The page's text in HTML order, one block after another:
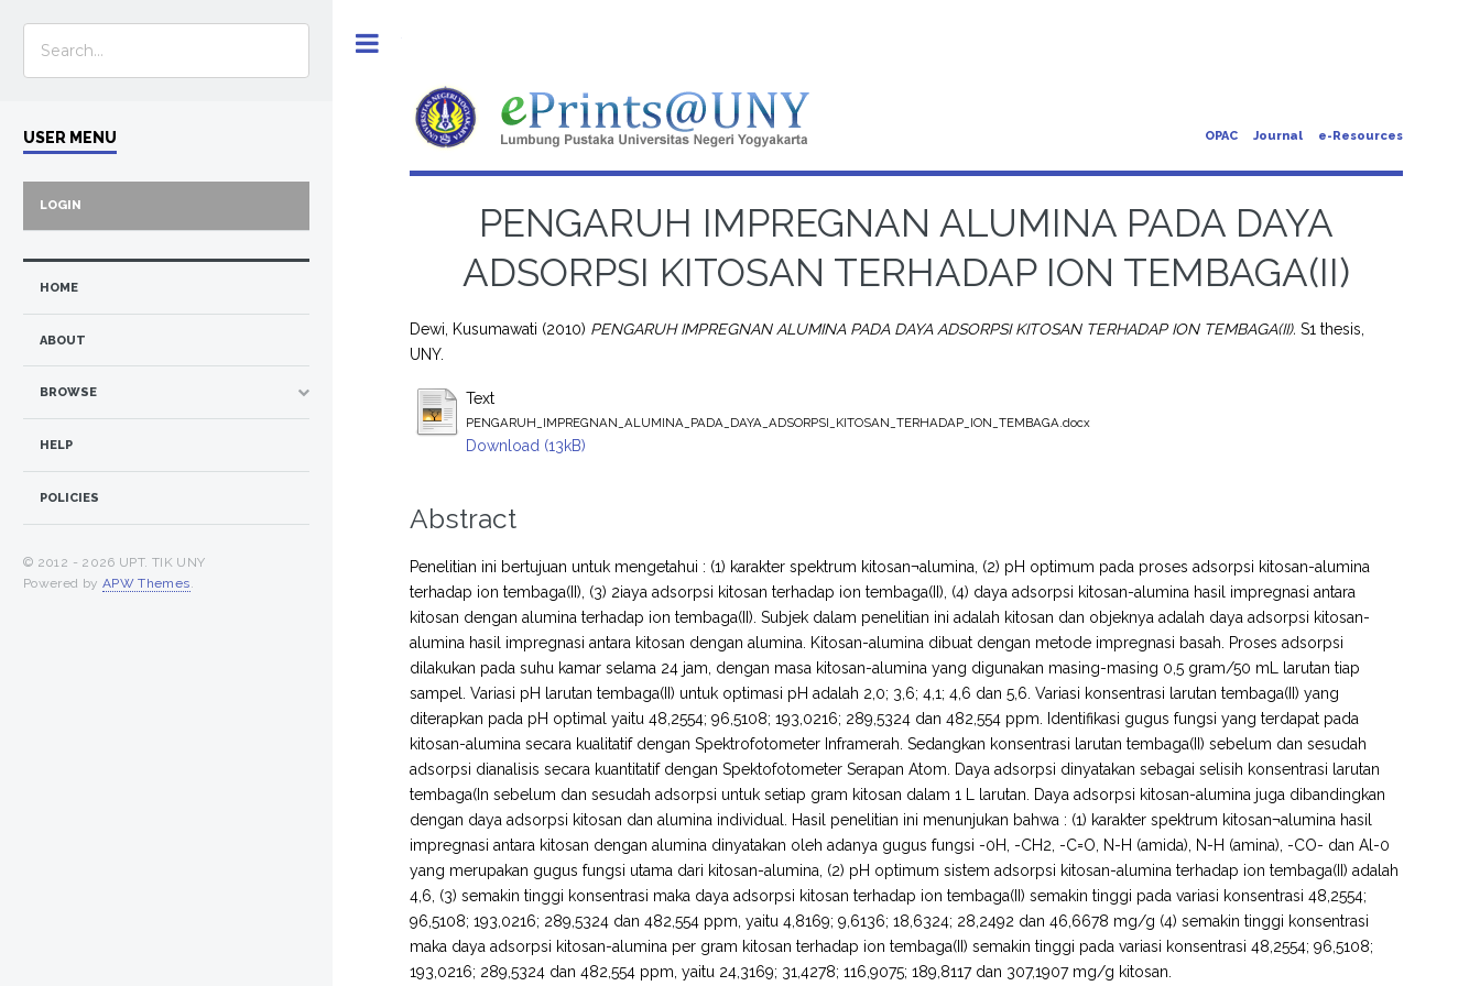
OPAC Journal e-Resources
PENGARUH IMPREGNAN ALUMINA PADA DAYA
ADSORPSI KITOSAN TERHADAP ION TEMBAGA(II)
Dewi, Kusumawati (2010) PENGARUH IMPREGNAN ALUMINA PADA DAYA ADSORPSI KITOSAN TERHADAP ION TEMBAGA(II). S1 thesis,
UNY.
Text
PENGARUH_IMPREGNAN_ALUMINA_PADA_DAYA_ADSORPSI_KITOSAN_TERHADAP_ION_TEMBAGA.docx
Download (13kB)
Abstract
Penelitian ini bertujuan untuk mengetahui : (1) karakter spektrum kitosan¬alumina, (2) pH optimum pada proses adsorpsi kitosan-alumina
terhadap ion tembaga(II), (3) 2iaya adsorpsi kitosan terhadap ion tembaga(II), (4) daya adsorpsi kitosan-alumina hasil impregnasi antara
kitosan dengan alumina terhadap ion tembaga(II). Subjek dalam penelitian ini adalah kitosan dan objeknya adalah daya adsorpsi kitosan-
alumina hasil impregnasi antara kitosan dengan alumina. Kitosan-alumina dibuat dengan metode impregnasi basah. Proses adsorpsi
dilakukan pada suhu kamar selama 24 jam, dengan masa kitosan-alumina yang digunakan masing-masing 0,5 gram/50 mL larutan tiap
sampel. Variasi pH larutan tembaga(II) untuk optimasi pH adalah 2,0; 3,6; 4,1; 4,6 dan 5,6. Variasi konsentrasi larutan tembaga(II) yang
diterapkan pada pH optimal yaitu 48,2554; 96,5108; 193,0216; 289,5324 dan 482,554 ppm. Identifikasi gugus fungsi yang terdapat pada
kitosan-alumina secara kualitatif dengan Spektrofotometer Inframerah. Sedangkan konsentrasi larutan tembaga(II) sebelum dan sesudah
adsorpsi dianalisis secara kuantitatif dengan Spektofotometer Serapan Atom. Daya adsorpsi dinyatakan sebagai selisih konsentrasi larutan
tembaga(In sebelum dan sesudah adsorpsi untuk setiap gram kitosan dalam 1 L larutan. Daya adsorpsi kitosan-alumina juga dibandingkan
dengan daya adsorpsi kitosan dan alumina individual. Hasil penelitian ini menunjukan bahwa : (1) karakter spektrum kitosan¬alumina hasil
impregnasi antara kitosan dengan alumina dinyatakan oleh adanya gugus fungsi -0H, -CH2, -C=O, N-H (amida), N-H (amina), -CO- dan Al-0
yang merupakan gugus fungsi utama dari kitosan-alumina, (2) pH optimum sistem adsorpsi kitosan-alumina terhadap ion tembaga(II) adalah
4,6, (3) semakin tinggi konsentrasi maka daya adsorpsi kitosan terhadap ion tembaga(II) semakin tinggi pada variasi konsentrasi 48,2554;
96,5108; 193,0216; 289,5324 dan 482,554 ppm, yaitu 4,8169; 9,6136; 18,6324; 28,2492 dan 46,6678 mg/g (4) semakin tinggi konsentrasi
maka daya adsorpsi kitosan-alumina per gram kitosan terhadap ion tembaga(II) semakin tinggi pada variasi konsentrasi 48,2554; 96,5108;
193,0216; 289,5324 dan 482,554 ppm, yaitu 24,3169; 31,4278; 116,9075; 189,8117 dan 307,1907 mg/g kitosan.
USER MENU
LOGIN
HOME
ABOUT
BROWSE
HELP
POLICIES
© 2012 - 2026 UPT. TIK UNY
Powered by APW Themes